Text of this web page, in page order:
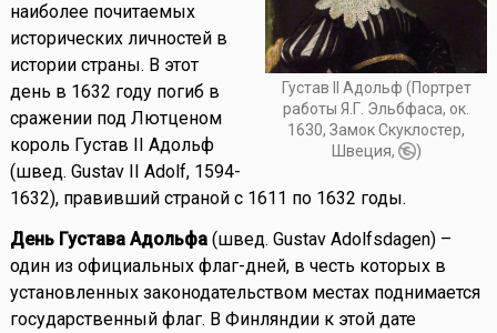
Густав II Адольф (Портрет
работы Я.Г. Эльбфаса, ок.
1630, Замок Скуклостер,
Швеция,
)
наиболее почитаемых
исторических личностей в
истории страны. В этот
день в 1632 году погиб в
сражении под Лютценом
король Густав II Адольф
(швед. Gustav II Adolf, 1594-
1632), правивший страной с 1611 по 1632 годы.
День Густава Адольфа(швед. Gustav Adolfsdagen) –
один из официальных флаг-дней, в честь которых в
установленных законодательством местах поднимается
государственный флаг. В Финляндии к этой дате